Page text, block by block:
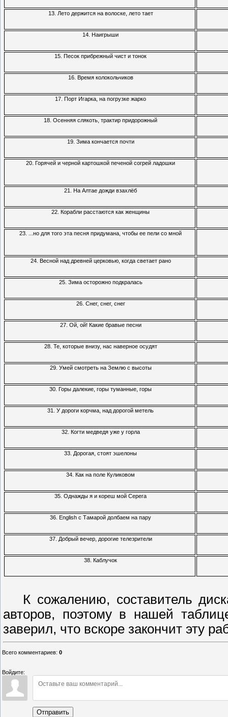
13. Лето держится на волоске, лето тает
14. Наигрыши
15. Песок прибрежный чист и тонок
16. Время колокольчиков
17. Порт Игарка, на погрузке жарко
18. Осенняя слякоть, трактир придорожный
19. Зима кончается почти
20. Горячей и черной картошкой печеной согрей ладошки
21. На Алтае дожди взахлёб
22. Корабли расстаются как женщины
23. ...но для того эта песня придумана, чтобы ее пели со мной
24. Весной над древней церковью, когда светает рано
25. Зима осторожно подкралась
26. Снег, снег, снег
27. Ой, ой! Какие бравые песни
28. Те, которые внизу, нас наверное осудят
29. Умей смотреть на Землю с высоты
30. Горы далекие, горы туманные, горы
31. У дороги корчма, над дорогой метель
32. Когти медведя уже у горла
33. Дорогая, стоят эшелоны
34. Как на поле Куликовом
35. Однажды я и кореш мой Серега
36. English с Тамарой долбаем на пару
37. Добрый вечер, дорогие телезрители
38. Каблучок
К сожалению, составитель
авторов, поэтому в нашей
заверил, что вскоре закончит эту
Всего комментариев: 0
Войдите:
Отправить